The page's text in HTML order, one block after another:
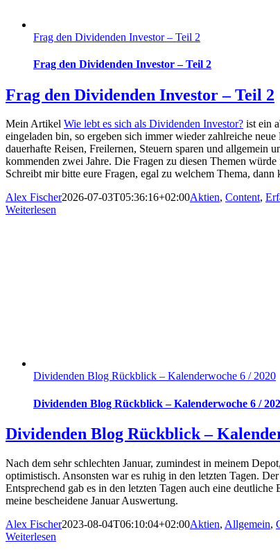
Frag den Dividenden Investor – Teil 2
Frag den Dividenden Investor – Teil 2
Frag den Dividenden Investor – Teil 2
Mein Artikel Wie lebt es sich als Dividenden Investor? ist ein
eingeladen bin, so ergeben sich immer wieder zahlreiche
dauerhafte Reisen, Freilernen, Steuern sparen und
kommenden zwei Jahre. Die Fragen zu diesen Themen
Schreibt mir bitte eure Fragen, egal zu welchem Thema,
Alex Fischer2026-07-03T05:36:16+02:00Aktien, Content,
Weiterlesen
Dividenden Blog Rückblick – Kalenderwoche 6 / 2020
Dividenden Blog Rückblick – Kalenderwoche 6 /
Dividenden Blog Rückblick –
Nach dem sehr schlechten Januar, zumindest in meinem
optimistisch. Ansonsten war es ruhig in den letzten Tagen.
Entsprechend gab es in den letzten Tagen auch eine
meine bescheidene Januar Auswertung.
Alex Fischer2023-08-04T06:10:04+02:00Aktien, Allgemein,
Weiterlesen